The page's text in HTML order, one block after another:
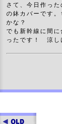
さて、今日作っ
の鉢カバーです
かな？
でも新幹線に間
ったです！ 涼し